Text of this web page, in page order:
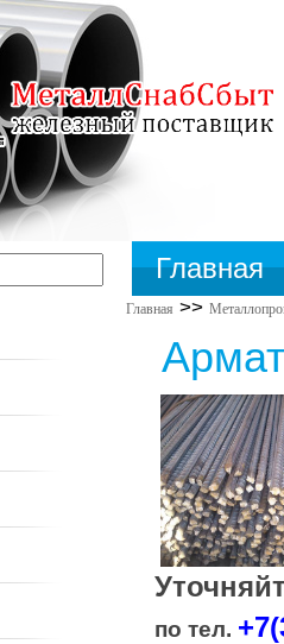
Главная
Главная >>
по тел.